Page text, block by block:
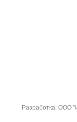
Разработка: ООО